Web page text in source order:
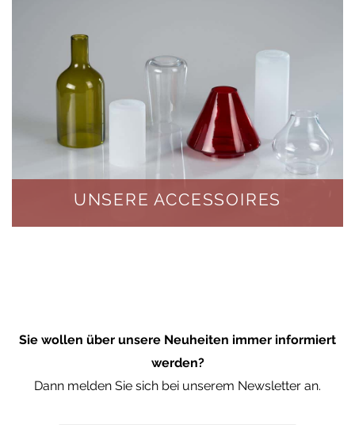
UNSERE ACCESSOIRES
Sie wollen über unsere Neuheiten immer informiert
werden?
Dann melden Sie sich bei unserem Newsletter an.